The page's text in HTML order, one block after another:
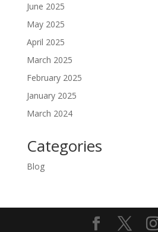
June 2025
May 2025
April 2025
March 2025
February 2025
January 2025
March 2024
Categories
Blog